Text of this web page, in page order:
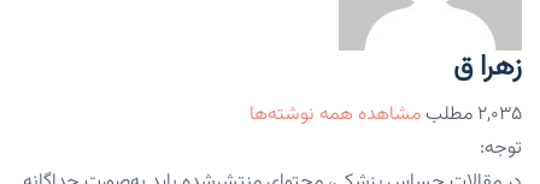
زهرا ق
۲,۰۳۵ مطلب
مشاهده همه نوشته‌ها
توجه: